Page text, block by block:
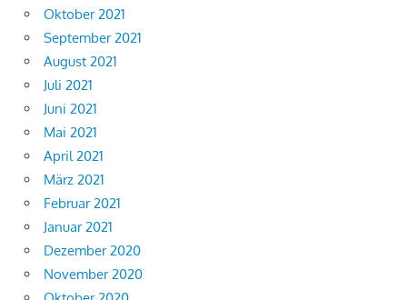
Oktober 2021
September 2021
August 2021
Juli 2021
Juni 2021
Mai 2021
April 2021
März 2021
Februar 2021
Januar 2021
Dezember 2020
November 2020